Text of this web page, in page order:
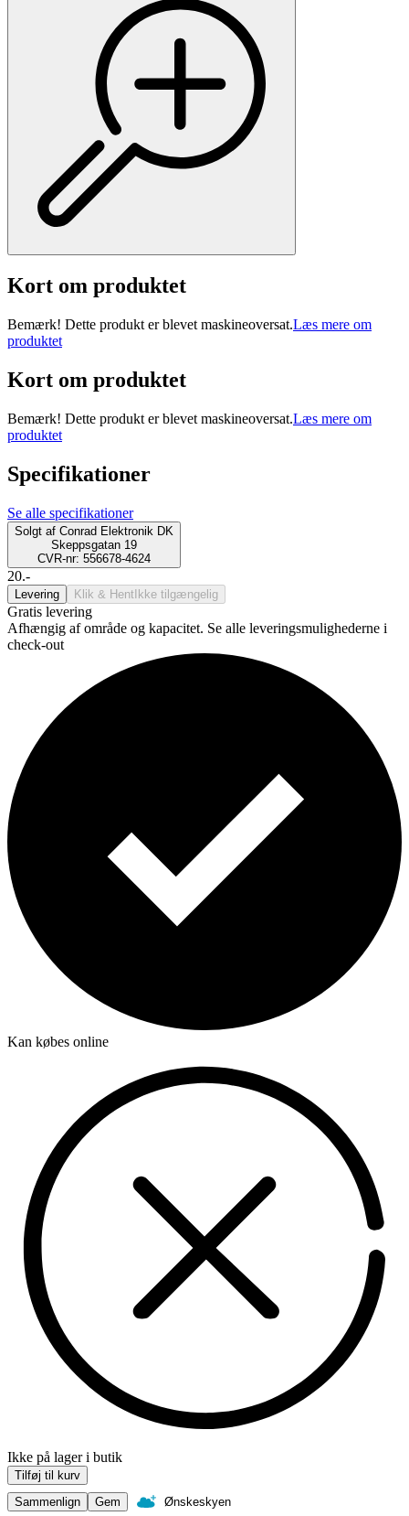
Kort om produktet
Bemærk! Dette produkt er blevet maskineoversat.Læs mere om
produktet
Kort om produktet
Bemærk! Dette produkt er blevet maskineoversat.Læs mere om
produktet
Specifikationer
Se alle specifikationer
Solgt af Conrad Elektronik DK
Skeppsgatan 19
CVR-nr: 556678-4624
20.-
Levering Klik & Hent Ikke tilgængelig
Gratis levering
Afhængig af område og kapacitet. Se alle leveringsmulighederne i
check-out
Kan købes online
Ikke på lager i butik
Tilføj til kurv
Sammenlign
Gem Ønskeskyen